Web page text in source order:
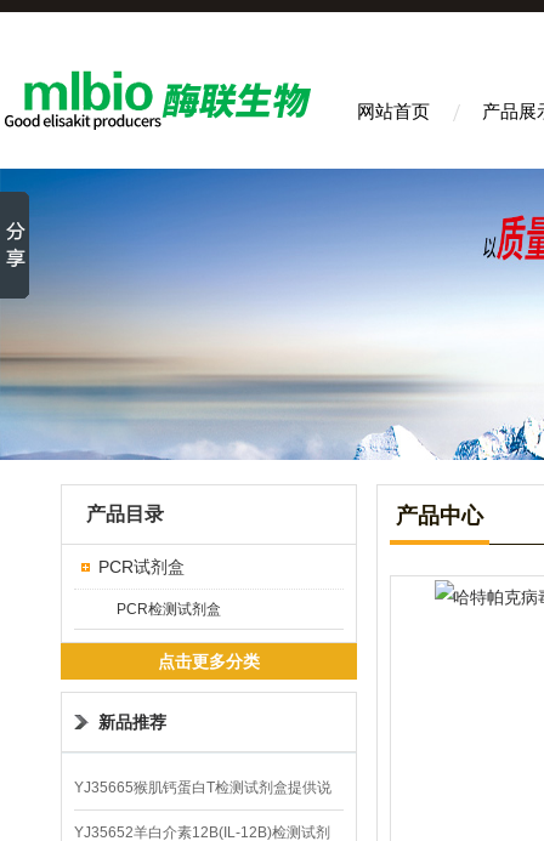
网站首页 产品展
产品目录
PCR试剂盒
PCR检测试剂盒
点击更多分类
新品推荐
YJ35665猴肌钙蛋白T检测试剂盒提供说
明书
YJ35652羊白介素12B(IL-12B)检测试剂
产品中心